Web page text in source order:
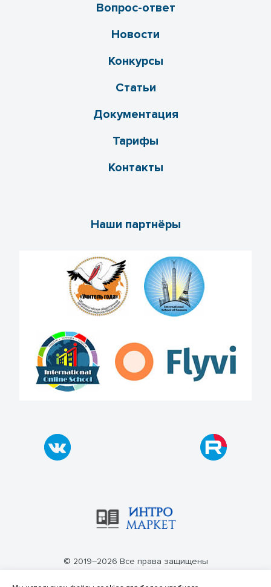
Вопрос-ответ
Новости
Конкурсы
Статьи
Документация
Тарифы
Контакты
Наши партнёры
© 2019–2026 Все права защищены